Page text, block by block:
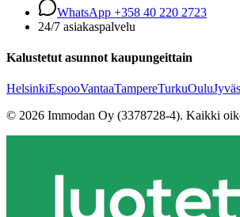
WhatsApp +358 40 220 2723
24/7 asiakaspalvelu
Kalustetut asunnot kaupungeittain
HelsinkiEspooVantaaTampereTurkuOulu
© 2026 Immodan Oy (3378728-4). Kaikki